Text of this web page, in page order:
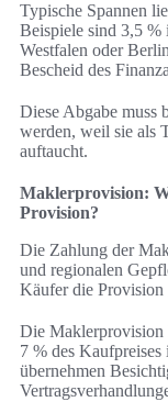
Typische Spannen
Beispiele sind 3,5 %
Westfalen oder
Bescheid des
Diese Abgabe muss
werden, weil sie als
auftaucht.
Maklerprovision:
Provision?
Die Zahlung der
und regionalen
Käufer die Provision
Die Maklerprovision
7 % des
übernehmen